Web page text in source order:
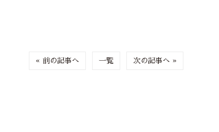
« 前の記事へ 一覧 次の記事へ »